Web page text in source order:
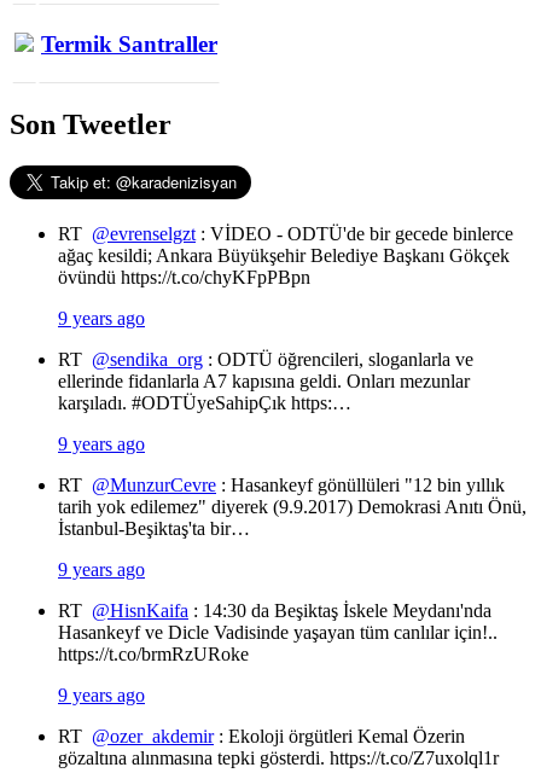
Termik Santraller
Son Tweetler
RT @evrenselgzt : VİDEO - ODTÜ'de bir gecede binlerce
ağaç kesildi; Ankara Büyükşehir Belediye Başkanı Gökçek
övündü https://t.co/chyKFpPBpn
9 years ago
RT @sendika_org : ODTÜ öğrencileri, sloganlarla ve
ellerinde fidanlarla A7 kapısına geldi. Onları mezunlar
karşıladı. #ODTÜyeSahipÇık https:…
9 years ago
RT @MunzurCevre : Hasankeyf gönüllüleri "12 bin yıllık
tarih yok edilemez" diyerek (9.9.2017) Demokrasi Anıtı Önü,
İstanbul-Beşiktaş'ta bir…
9 years ago
RT @HisnKaifa : 14:30 da Beşiktaş İskele Meydanı'nda
Hasankeyf ve Dicle Vadisinde yaşayan tüm canlılar için!..
https://t.co/brmRzURoke
9 years ago
RT @ozer_akdemir: Ekoloji örgütleri Kemal Özerin
gözaltına alınmasına tepki gösterdi. https://t.co/Z7uxolql1r